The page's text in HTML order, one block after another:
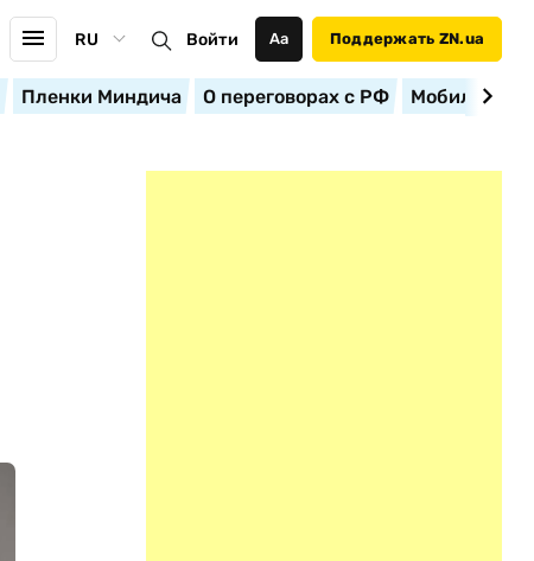
RU Войти Аа Поддержать ZN.ua
Пленки Миндича О переговорах с РФ